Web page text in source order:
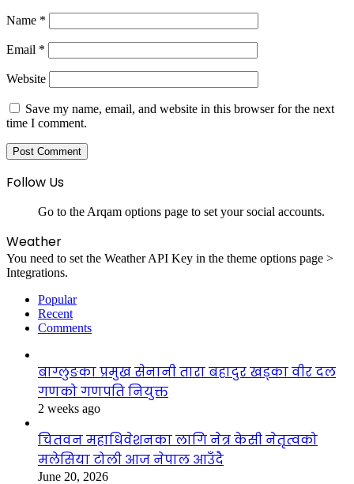
Name *
Email *
Website
Save my name, email, and website in this browser for the next
time I comment.
Follow Us
Go to the Arqam options page to set your social accounts.
Weather
You need to set the Weather API Key in the theme options page >
Integrations.
Popular
Recent
Comments
बाग्लुङका प्रमुख सेनानी तारा बहादुर खड्का वीर दल
गणको गणपति नियुक्त
2 weeks ago
चितवन महाधिवेशनका लागि नेत्र केसी नेतृत्वको
मलेसिया टोली आज नेपाल आउँदै
June 20, 2026